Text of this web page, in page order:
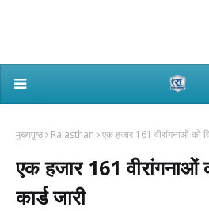
मुख्यपृष्ठ Rajasthan एक हजार 161 वीरांगनाओं को
एक हजार 161 वीरांगनाओं
कार्ड जारी